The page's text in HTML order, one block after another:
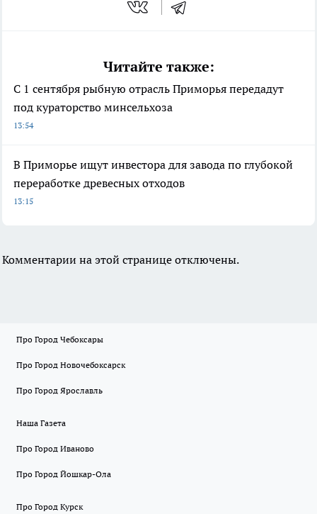
Читайте также:
С 1 сентября рыбную отрасль Приморья передадут
под кураторство минсельхоза
13:54
В Приморье ищут инвестора для завода по глубокой
переработке древесных отходов
13:15
Комментарии на этой странице отключены.
Про Город Чебоксары
Про Город Новочебоксарск
Про Город Ярославль
Наша Газета
Про Город Иваново
Про Город Йошкар-Ола
Про Город Курск